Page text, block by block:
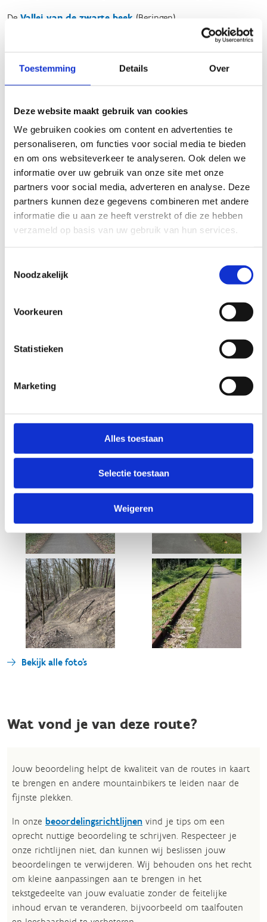
Toestemming Details Over
Deze website maakt gebruik van cookies
We gebruiken cookies om content en advertenties te
personaliseren, om functies voor social media te bieden
en om ons websiteverkeer te analyseren. Ook delen we
informatie over uw gebruik van onze site met onze
partners voor social media, adverteren en analyse. Deze
partners kunnen deze gegevens combineren met andere
informatie die u aan ze heeft verstrekt of die ze hebben
verzameld op basis van uw gebruik van hun services.
Noodzakelijk
Voorkeuren
Statistieken
Marketing
Alles toestaan
Selectie toestaan
Weigeren
De Vallei van de zwarte beek (Beringen)
(Heusden-Zolder)
Mangelbeek(Heusden-Zolder).
Een unieke combinatie van ruige natuur en industrieel
Maak je rit nog leuker met een bezoekje aan deze
bezienswaardigheden
Combineer je mountainbiketocht met een bezoek aan enkele
Ontdekhet leven van een mijnwerkerin het Mijnmuseum
van Beringen
Duik letterlijk onder in de indrukwekkende onderwaterwereld
vanTODI
be-MINE 1
Bekijk alle foto's
Wat vond je van deze route?
Jouw beoordeling helpt de kwaliteit van de routes in kaart
te brengen en andere mountainbikers te leiden naar de
fijnste plekken.
In onze beoordelingsrichtlijnen vind je tips om een
oprecht nuttige beoordeling te schrijven. Respecteer je
onze richtlijnen niet, dan kunnen wij beslissen jouw
beoordelingen te verwijderen. Wij behouden ons het recht
om kleine aanpassingen aan te brengen in het
tekstgedeelte van jouw evaluatie zonder de feitelijke
inhoud ervan te veranderen, bijvoorbeeld om taalfouten